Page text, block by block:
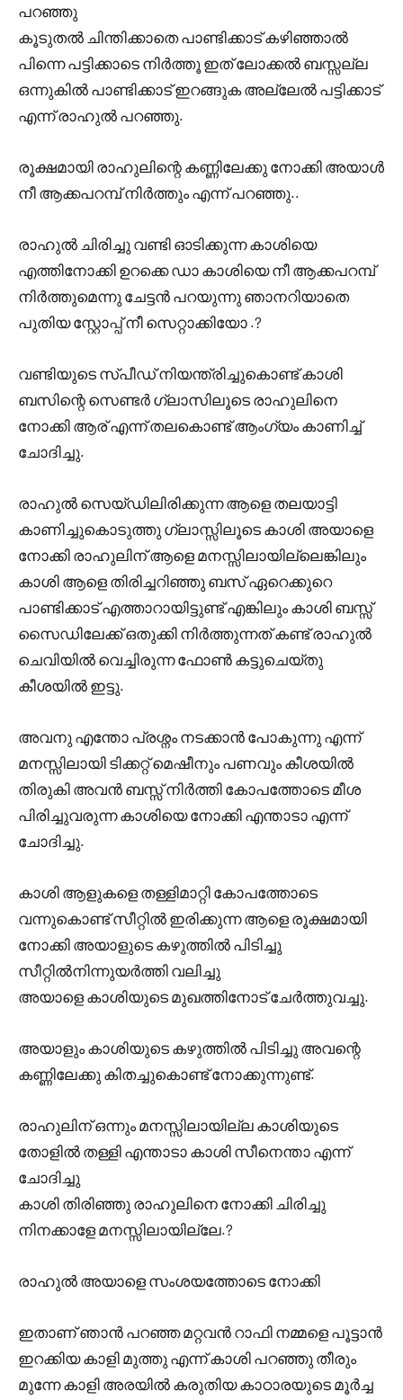
പറഞ്ഞു
കൂടുതൽ ചിന്തിക്കാതെ പാണ്ടിക്കാട് കഴിഞ്ഞാൽ
പിന്നെ പട്ടിക്കാടെ നിർത്തൂ ഇത് ലോക്കൽ ബസ്സല്ല
ഒന്നുകിൽ പാണ്ടിക്കാട് ഇറങ്ങുക അല്ലേൽ പട്ടിക്കാട്
എന്ന് രാഹുൽ പറഞ്ഞു.
രൂക്ഷമായി രാഹുലിന്റെ കണ്ണിലേക്കു നോക്കി അയാൾ
നീ ആക്കപറമ്പ് നിർത്തും എന്ന് പറഞ്ഞു..
രാഹുൽ ചിരിച്ചു വണ്ടി ഓടിക്കുന്ന കാശിയെ
എത്തിനോക്കി ഉറക്കെ ഡാ കാശിയെ നീ ആക്കപറമ്പ്
നിർത്തുമെന്നു ചേട്ടൻ പറയുന്നു ഞാനറിയാതെ
പുതിയ സ്റ്റോപ്പ് നീ സെറ്റാക്കിയോ .?
വണ്ടിയുടെ സ്പീഡ് നിയന്ത്രിച്ചുകൊണ്ട് കാശി
ബസിന്റെ സെണ്ടർ ഗ്ലാസിലൂടെ രാഹുലിനെ
നോക്കി ആര് എന്ന് തലകൊണ്ട് ആംഗ്യം കാണിച്ച്
ചോദിച്ചു.
രാഹുൽ സെയ്ഡിലിരിക്കുന്ന ആളെ തലയാട്ടി
കാണിച്ചുകൊടുത്തു ഗ്ലാസ്സിലൂടെ കാശി അയാളെ
നോക്കി രാഹുലിന് ആളെ മനസ്സിലായില്ലെങ്കിലും
കാശി ആളെ തിരിച്ചറിഞ്ഞു ബസ് ഏറെക്കുറെ
പാണ്ടിക്കാട് എത്താറായിട്ടുണ്ട് എങ്കിലും കാശി ബസ്സ്‌
സൈഡിലേക്ക് ഒതുക്കി നിർത്തുന്നത് കണ്ട് രാഹുൽ
ചെവിയിൽ വെച്ചിരുന്ന ഫോൺ കട്ടുചെയ്തു
കീശയിൽ ഇട്ടു.
അവനു എന്തോ പ്രശ്നം നടക്കാൻ പോകുന്നു എന്ന്
മനസ്സിലായി ടിക്കറ്റ് മെഷീനും പണവും കീശയിൽ
തിരുകി അവൻ ബസ്സ്‌ നിർത്തി കോപത്തോടെ മീശ
പിരിച്ചുവരുന്ന കാശിയെ നോക്കി എന്താടാ എന്ന്
ചോദിച്ചു.
കാശി ആളുകളെ തള്ളിമാറ്റി കോപത്തോടെ
വന്നുകൊണ്ട് സീറ്റിൽ ഇരിക്കുന്ന ആളെ രൂക്ഷമായി
നോക്കി അയാളുടെ കഴുത്തിൽ പിടിച്ചു
സീറ്റിൽനിന്നുയർത്തി വലിച്ചു
അയാളെ കാശിയുടെ മുഖത്തിനോട് ചേർത്തുവച്ചു.
അയാളും കാശിയുടെ കഴുത്തിൽ പിടിച്ചു അവന്റെ
കണ്ണിലേക്കു കിതച്ചുകൊണ്ട് നോക്കുന്നുണ്ട്.
രാഹുലിന് ഒന്നും മനസ്സിലായില്ല കാശിയുടെ
തോളിൽ തള്ളി എന്താടാ കാശി സീനെന്താ എന്ന്
ചോദിച്ചു
കാശി തിരിഞ്ഞു രാഹുലിനെ നോക്കി ചിരിച്ചു
നിനക്കാളേ മനസ്സിലായില്ലേ.?
രാഹുൽ അയാളെ സംശയത്തോടെ നോക്കി
ഇതാണ് ഞാൻ പറഞ്ഞ മറ്റവൻ റാഫി നമ്മളെ പൂട്ടാൻ
ഇറക്കിയ കാളി മുത്തു എന്ന് കാശി പറഞ്ഞു തീരും
മുന്നേ കാളി അരയിൽ കരുതിയ കാഠാരയുടെ മൂർച്ച